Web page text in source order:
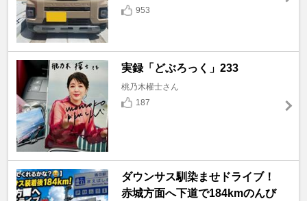
953
実録「どぶろっく」233
桃乃木權士さん
187
ダウンサス馴染ませドライブ！
赤城方面へ下道で184kmのんび